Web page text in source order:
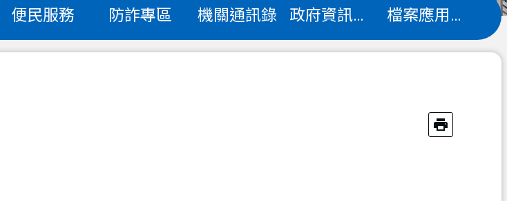
便民服務 防詐專區 機關通訊錄 政府資訊公開 檔案應用專區